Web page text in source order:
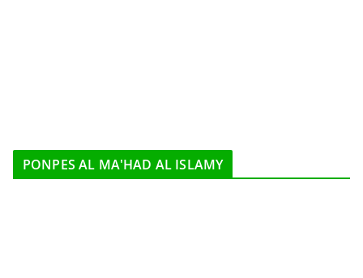
PONPES AL MA'HAD AL ISLAMY